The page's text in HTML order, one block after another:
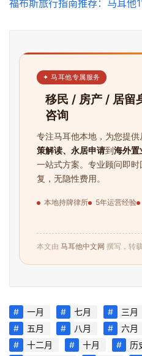
攻
育
网
址
导
福布斯旅行指南推荐：马耳他
✦ 马耳他专属服务
移民 / 房产 / 居留
咨询
专注马耳他本地，为您提供
策解读、永居申请到海外置
一站式方案。专业顾问即时
复，无隐性费用。
本地持牌律所 5年运营经验
本文由 马耳他中文网 撰写，转
一月 七月 三月
五月
八月 六月
十二月
十月 历